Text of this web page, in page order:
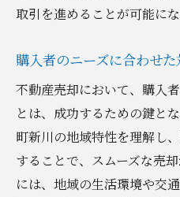
取引を進めることが可能にな
購入者のニーズに合わせ
不動産売却において、購入
とは、成功するための鍵と
町新川の地域特性を理解し
することで、スムーズな売
には、地域の生活環境や交